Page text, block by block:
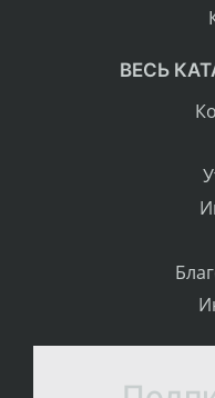
ВЕСЬ